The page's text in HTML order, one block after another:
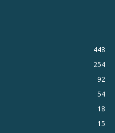
448
254
92
54
18
15